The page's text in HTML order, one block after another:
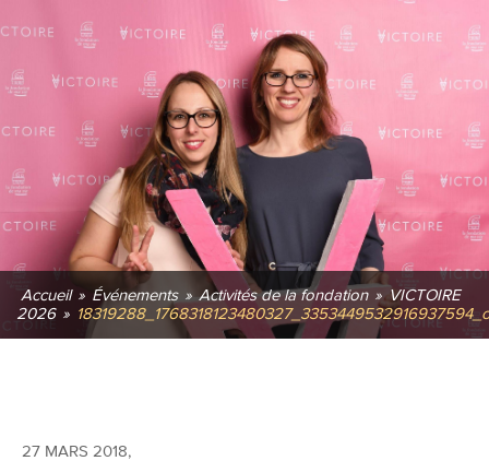
Accueil » Événements » Activités de la fondation » VICTOIRE
2026 »
27 MARS 2018,